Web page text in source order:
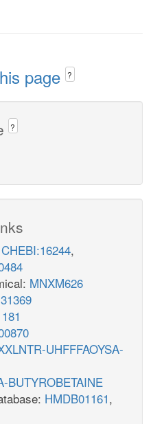
page ?
?
CHEBI:16244,
MNXM626
31369
UHFFFAOYSA-
BUTYROBETAINE
HMDB01161,